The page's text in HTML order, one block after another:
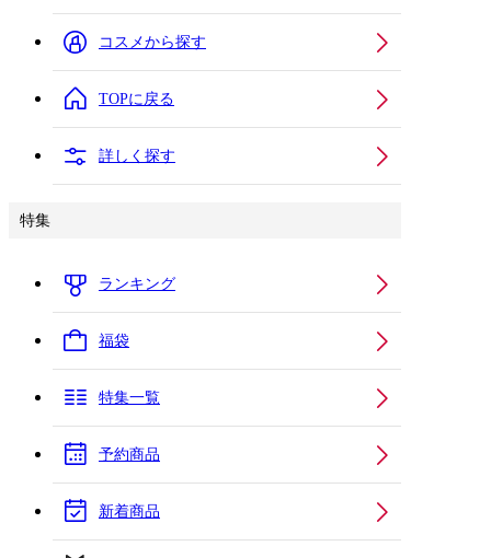
コスメから探す
TOPに戻る
詳しく探す
特集
ランキング
福袋
特集一覧
予約商品
新着商品